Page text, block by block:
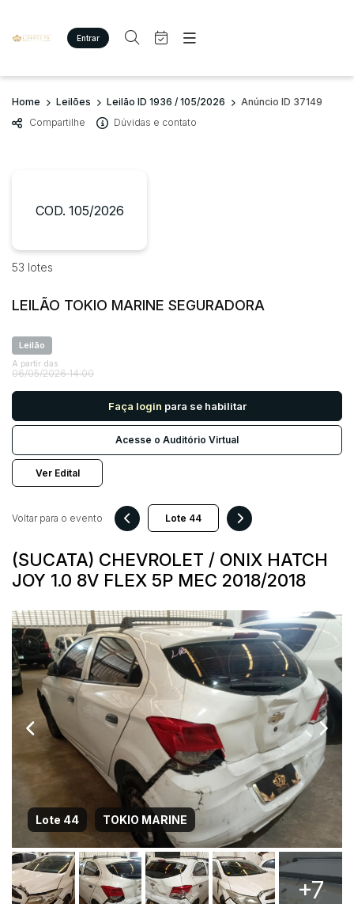
Entrar
Criar conta Entrar
Site
Agenda
Quem Somos
Imóveis
Veículos
Carros
Utilitário
Busca por palavra-chave
Bairro
Judiciais Extrajudiciais
R$
Quem Somos
Home Leilões Leilão ID 1936 / 105/2026
Anúncio ID 37149
Compartilhe
Dúvidas e contato
COD. 105/2026
53 lotes
LEILÃO TOKIO MARINE SEGURADORA
Leilão
A partir das
06/05/2026 14:00
Faça login para se habilitar
Acesse o Auditório Virtual
Ver Edital
(SUCATA) CHEVROLET / ONIX HATCH
JOY 1.0 8V FLEX 5P MEC 2018/2018
Voltar para o evento
Lote 44 TOKIO MARINE
+7